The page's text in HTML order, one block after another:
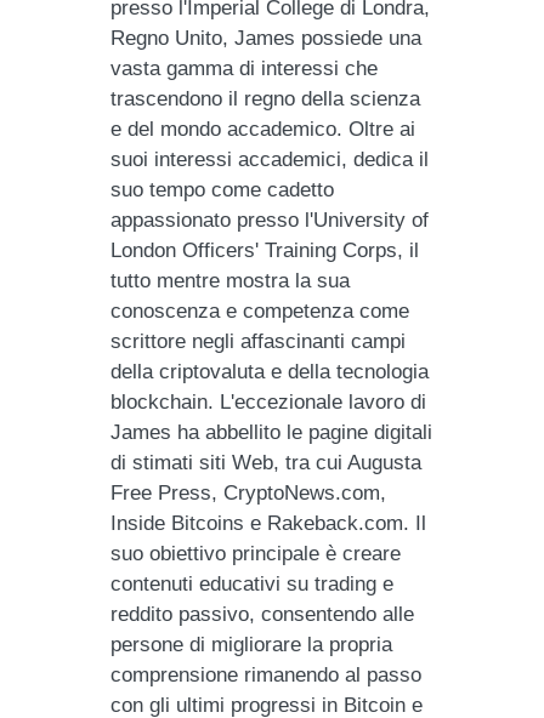
presso l'Imperial College di Londra,
Regno Unito, James possiede una
vasta gamma di interessi che
trascendono il regno della scienza
e del mondo accademico. Oltre ai
suoi interessi accademici, dedica il
suo tempo come cadetto
appassionato presso l'University of
London Officers' Training Corps, il
tutto mentre mostra la sua
conoscenza e competenza come
scrittore negli affascinanti campi
della criptovaluta e della tecnologia
blockchain. L'eccezionale lavoro di
James ha abbellito le pagine digitali
di stimati siti Web, tra cui Augusta
Free Press, CryptoNews.com,
Inside Bitcoins e Rakeback.com. Il
suo obiettivo principale è creare
contenuti educativi su trading e
reddito passivo, consentendo alle
persone di migliorare la propria
comprensione rimanendo al passo
con gli ultimi progressi in Bitcoin e